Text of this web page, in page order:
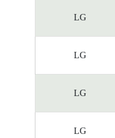
LG
LG
LG
LG